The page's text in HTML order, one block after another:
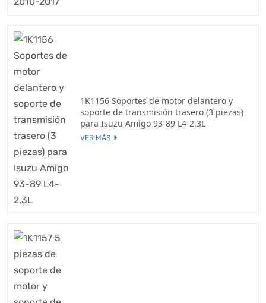
1K1156 Soportes de motor delantero y
soporte de transmisión trasero (3 piezas)
para Isuzu Amigo 93-89 L4-2.3L
VER MÁS